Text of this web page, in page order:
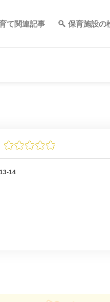
て関連記事 保育施設の
14